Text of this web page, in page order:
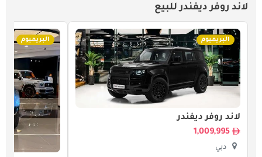
لاند روفر ديفندر للبيع
البريميوم
لاند روفر ديفندر
1,009,995
دبي
البريميوم